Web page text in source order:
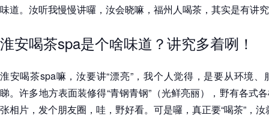
味道。汝听我慢慢讲囉，汝会晓嘛，福州人喝茶，其实是有讲
淮安喝茶spa是个啥味道？讲究多着咧！
淮安喝茶spa嘛，汝要讲“漂亮”，我个人觉得，是要从环境
睇。许多地方表面装修得“青钢青钢”（光鲜亮丽），野有各式
张相片，发个朋友圈，哇，野好看。可是囉，真正要“喝茶”，